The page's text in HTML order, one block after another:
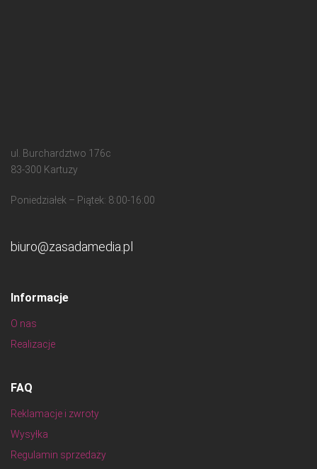
ul. Burchardztwo 176c
83-300 Kartuzy
Poniedziałek – Piątek: 8:00-16:00
biuro@zasadamedia.pl
Informacje
O nas
Realizacje
FAQ
Reklamacje i zwroty
Wysyłka
Regulamin sprzedaży